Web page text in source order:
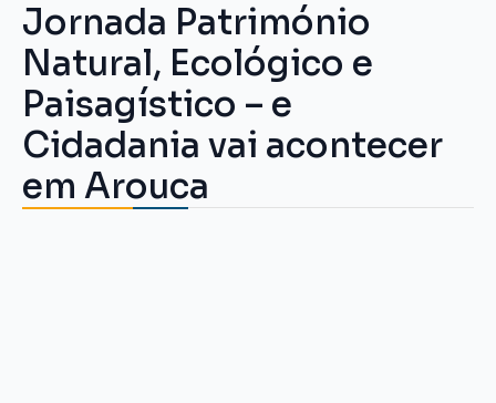
Jornada Património
Natural, Ecológico e
Paisagístico – e
Cidadania vai acontecer
em Arouca